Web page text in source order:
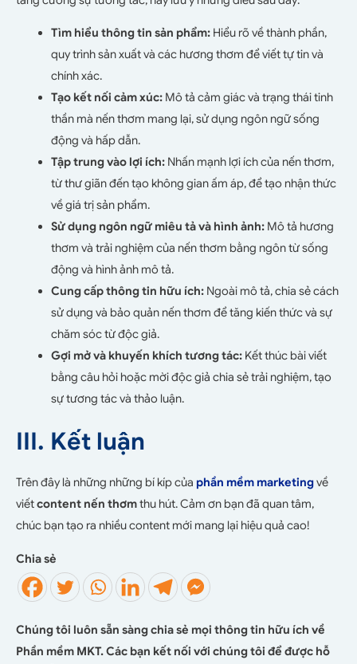
Tìm hiểu thông tin sản phẩm:Hiểu rõ về thành phần,
quy trình sản xuất và các hương thơm để viết tự tin và
chính xác.
Tạo kết nối cảm xúc:Mô tả cảm giác và trạng thái tinh
thần mà nến thơm mang lại, sử dụng ngôn ngữ sống
động và hấp dẫn.
Tập trung vào lợi ích:Nhấn mạnh lợi ích của nến thơm,
từ thư giãn đến tạo không gian ấm áp, để tạo nhận thức
về giá trị sản phẩm.
Sử dụng ngôn ngữ miêu tả và hình ảnh:Mô tả hương
thơm và trải nghiệm của nến thơm bằng ngôn từ sống
động và hình ảnh mô tả.
Cung cấp thông tin hữu ích:Ngoài mô tả, chia sẻ cách
sử dụng và bảo quản nến thơm để tăng kiến thức và sự
chăm sóc từ độc giả.
Gợi mở và khuyến khích tương tác:Kết thúc bài viết
bằng câu hỏi hoặc mời độc giả chia sẻ trải nghiệm, tạo
sự tương tác và thảo luận.
III. Kết luận
Trên đây là những những bí kíp của phần mềm marketingvề
viếtcontent nến thơmthu hút. Cảm ơn bạn đã quan tâm,
chúc bạn tạo ra nhiều content mới mang lại hiệu quả cao!
Chia sẻ
Chúng tôi luôn sẵn sàng chia sẻ mọi thông tin hữu ích về
Phần mềm MKT. Các bạn kết nối với chúng tôi để được hỗ